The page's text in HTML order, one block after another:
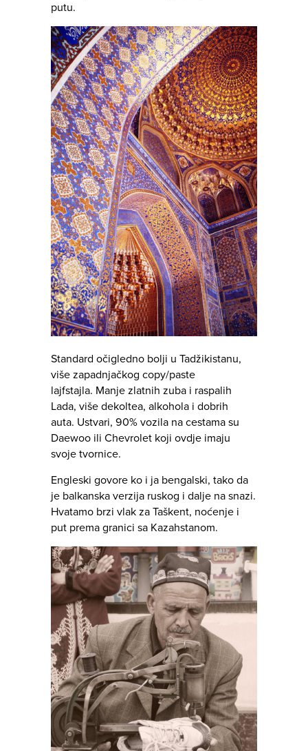
putu.
Standard očigledno bolji u Tadžikistanu,
više zapadnjačkog copy/paste
lajfstajla. Manje zlatnih zuba i raspalih
Lada, više dekoltea, alkohola i dobrih
auta. Ustvari, 90% vozila na cestama su
Daewoo ili Chevrolet koji ovdje imaju
svoje tvornice.
Engleski govore ko i ja bengalski, tako da
je balkanska verzija ruskog i dalje na snazi.
Hvatamo brzi vlak za Taškent, noćenje i
put prema granici sa Kazahstanom.